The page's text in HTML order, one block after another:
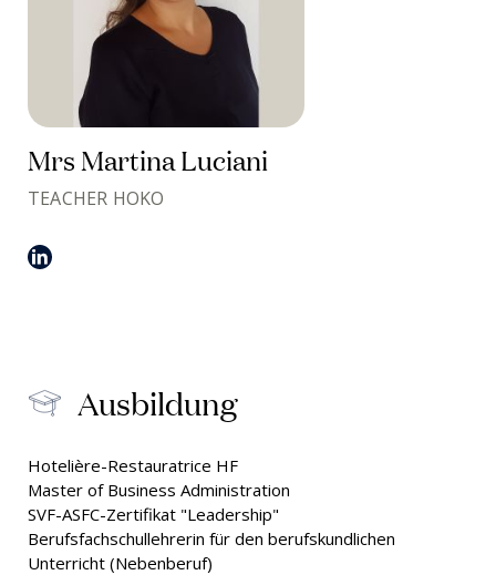
Mrs Martina Luciani
TEACHER HOKO
Ausbildung
Hotelière-Restauratrice HF
Master of Business Administration
SVF-ASFC-Zertifikat "Leadership"
Berufsfachschullehrerin für den berufskundlichen
Unterricht (Nebenberuf)